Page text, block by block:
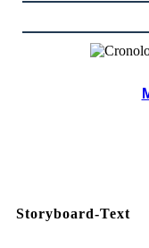
Storyboard-Text